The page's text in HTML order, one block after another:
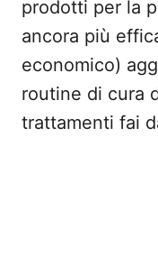
prodotti per la
ancora più
economico)
routine di cura
trattamenti fai